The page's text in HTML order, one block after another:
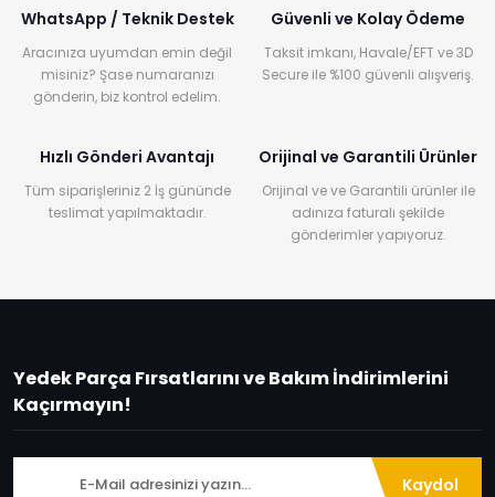
WhatsApp / Teknik Destek
Aracınıza uyumdan emin değil
misiniz? Şase numaranızı
gönderin, biz kontrol edelim.
Güvenli ve Kolay Ödeme
Taksit imkanı, Havale/EFT ve 3D
Secure ile %100 güvenli alışveriş.
Hızlı Gönderi Avantajı
Tüm siparişleriniz 2 İş gününde
teslimat yapılmaktadır.
Orijinal ve Garantili Ürünler
Orijinal ve ve Garantili ürünler ile
adınıza faturalı şekilde
gönderimler yapıyoruz.
Yedek Parça Fırsatlarını ve Bakım İndirimlerini
Kaçırmayın!
Kaydol